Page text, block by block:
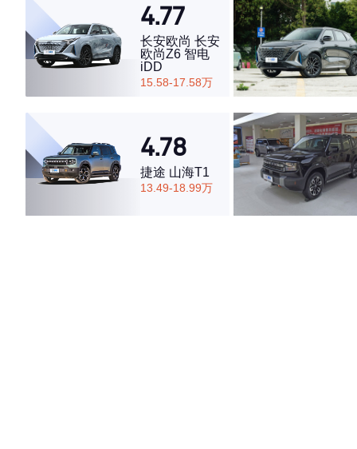
·空间表现一般，低于79%同级车
4.77
长安欧尚 长安
欧尚Z6 智电
iDD
15.58-17.58万
4.78
捷途 山海T1
13.49-18.99万